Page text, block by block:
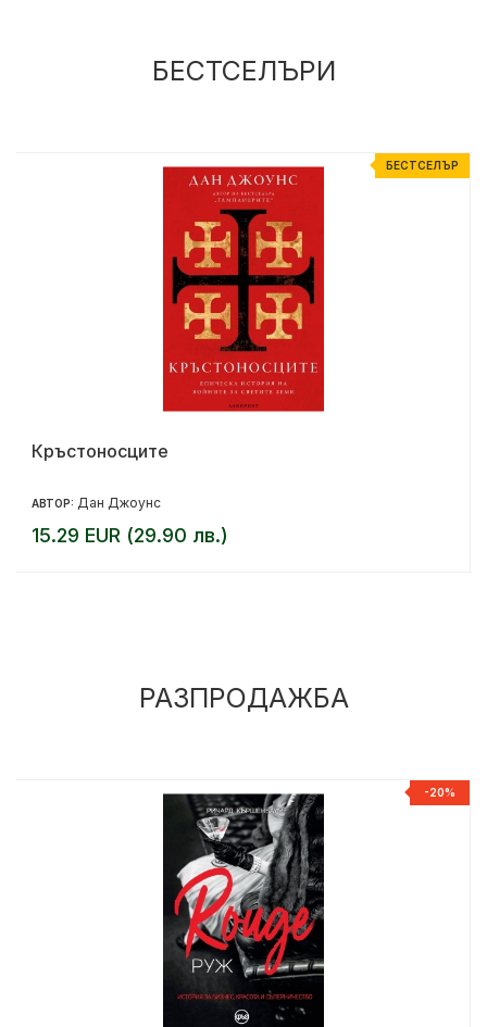
БЕСТСЕЛЪРИ
БЕСТСЕЛЪР
Кръстоносците
АВТОР: Дан Джоунс
15.29 EUR (29.90 лв.)
РАЗПРОДАЖБА
-20%